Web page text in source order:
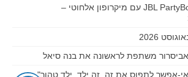
בידורית JBL PartyBox Encore 2 עם מיקרופון אלחוטי –
אביסרור משתפת לראשונה את בנה סיאל
אפשר לתפוס את זה. זה ילד. ילד טהור"